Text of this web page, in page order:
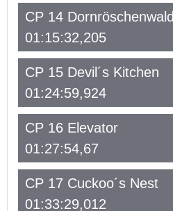
CP 14 Dornröschenwald
01:15:32,205
CP 15 Devil´s Kitchen
01:24:59,924
CP 16 Elevator
01:27:54,67
CP 17 Cuckoo´s Nest
01:33:29,012